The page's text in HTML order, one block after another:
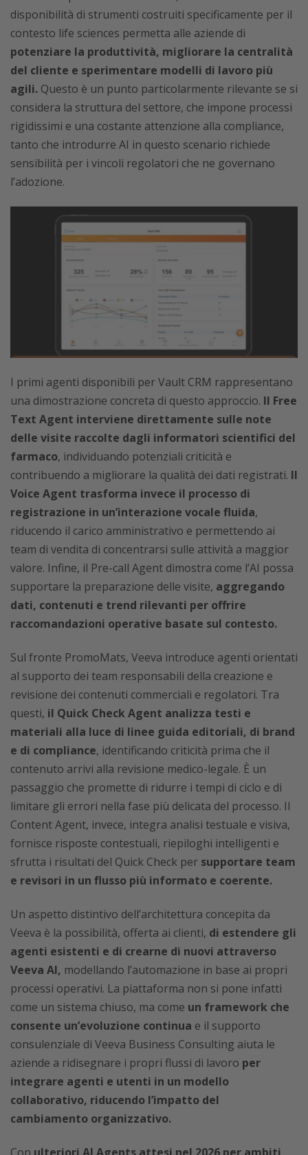
disponibilità di strumenti costruiti specificamente per il
contesto life sciences permetta alle aziende di
potenziare la produttività, migliorare la centralità
del cliente e sperimentare modelli di lavoro più
agili. Questo è un punto particolarmente rilevante se si
considera la struttura del settore, che impone processi
rigidissimi e una costante attenzione alla compliance,
tanto che introdurre AI in questo scenario richiede
sensibilità per i vincoli regolatori che ne governano
l’adozione.
I primi agenti disponibili per Vault CRM rappresentano
una dimostrazione concreta di questo approccio. Il Free
Text Agent interviene direttamente sulle note
delle visite raccolte dagli informatori scientifici del
farmaco, individuando potenziali criticità e
contribuendo a migliorare la qualità dei dati registrati. Il
Voice Agent trasforma invece il processo di
registrazione in un’interazione vocale fluida,
riducendo il carico amministrativo e permettendo ai
team di vendita di concentrarsi sulle attività a maggior
valore. Infine, il Pre-call Agent dimostra come l’AI possa
supportare la preparazione delle visite, aggregando
dati, contenuti e trend rilevanti per offrire
raccomandazioni operative basate sul contesto.
Sul fronte PromoMats, Veeva introduce agenti orientati
al supporto dei team responsabili della creazione e
revisione dei contenuti commerciali e regolatori. Tra
questi, il Quick Check Agent analizza testi e
materiali alla luce di linee guida editoriali, di brand
e di compliance, identificando criticità prima che il
contenuto arrivi alla revisione medico-legale. È un
passaggio che promette di ridurre i tempi di ciclo e di
limitare gli errori nella fase più delicata del processo. Il
Content Agent, invece, integra analisi testuale e visiva,
fornisce risposte contestuali, riepiloghi intelligenti e
sfrutta i risultati del Quick Check per supportare team
e revisori in un flusso più informato e coerente.
Un aspetto distintivo dell’architettura concepita da
Veeva è la possibilità, offerta ai clienti, di estendere gli
agenti esistenti e di crearne di nuovi attraverso
Veeva AI, modellando l’automazione in base ai propri
processi operativi. La piattaforma non si pone infatti
come un sistema chiuso, ma come un framework che
consente un’evoluzione continua e il supporto
consulenziale di Veeva Business Consulting aiuta le
aziende a ridisegnare i propri flussi di lavoro per
integrare agenti e utenti in un modello
collaborativo, riducendo l’impatto del
cambiamento organizzativo.